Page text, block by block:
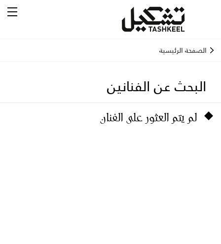
الصفحة الرئيسية
البحث عن الفنانين
لم يتم العثور على الفنان